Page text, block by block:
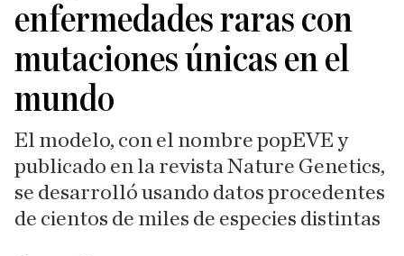
enfermedades raras con
mutaciones únicas en el
mundo
El modelo, con el nombre popEVE y
publicado en la revista Nature Genetics,
se desarrolló usando datos procedentes
de cientos de miles de especies distintas